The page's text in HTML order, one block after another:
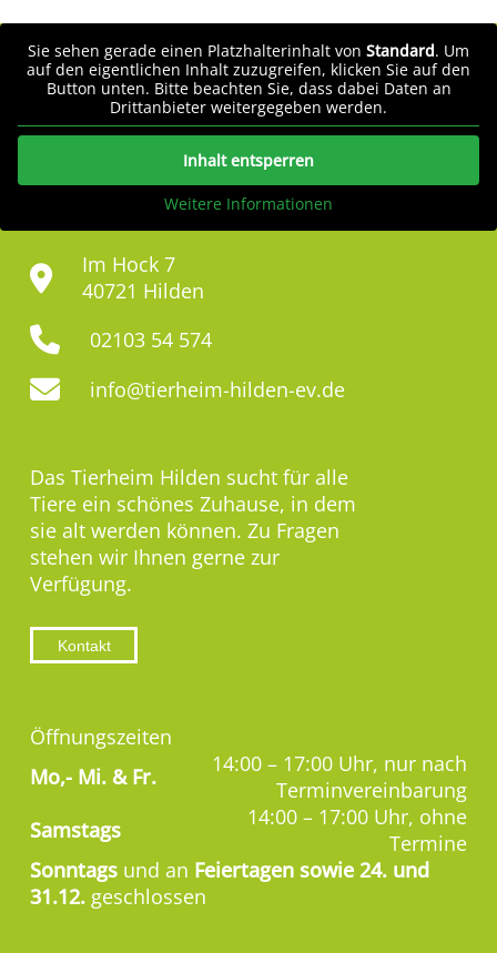
Sie sehen gerade einen Platzhalterinhalt von Standard. Um
auf den eigentlichen Inhalt zuzugreifen, klicken Sie auf den
Button unten. Bitte beachten Sie, dass dabei Daten an
Drittanbieter weitergegeben werden.
Inhalt entsperren
Weitere Informationen
Im Hock 7
40721 Hilden
02103 54 574
info@tierheim-hilden-ev.de
Das Tierheim Hilden sucht für alle
Tiere ein schönes Zuhause, in dem
sie alt werden können. Zu Fragen
stehen wir Ihnen gerne zur
Verfügung.
Kontakt
Öffnungszeiten
Mo,- Mi. & Fr.
14:00 – 17:00 Uhr, nur nach
Terminvereinbarung
Samstags
14:00 – 17:00 Uhr, ohne
Termine
Sonntags und an Feiertagen sowie 24. und
31.12. geschlossen